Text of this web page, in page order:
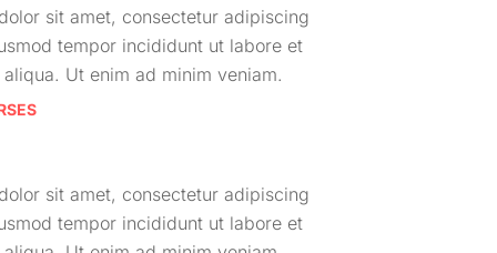
sit amet, consectetur adipiscing
tempor incididunt ut labore et
Ut enim ad minim veniam.
sit amet, consectetur adipiscing
tempor incididunt ut labore et